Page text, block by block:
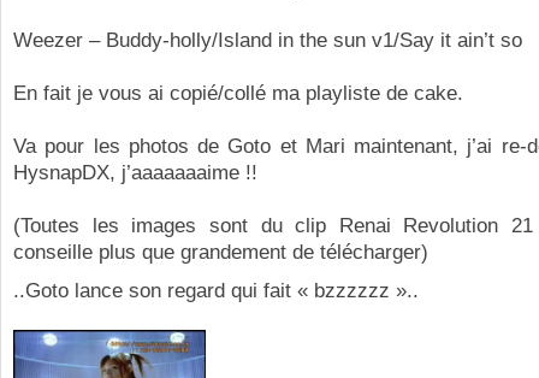
Weezer – Buddy-holly/Island in the sun v1/Say it ain’t so
En fait je vous ai copié/collé ma playliste de cake.
Va pour les photos de Goto et Mari maintenant, j’ai re-
HysnapDX, j’aaaaaaaime !!
(Toutes les images sont du clip Renai Revolution
conseille plus que grandement de télécharger)
..Goto lance son regard qui fait « bzzzzzz »..